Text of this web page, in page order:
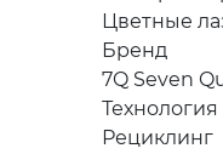
Цветные
Бренд
7Q Seven
Рециклинг